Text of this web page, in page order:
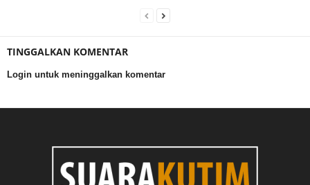
TINGGALKAN KOMENTAR
Login untuk meninggalkan komentar